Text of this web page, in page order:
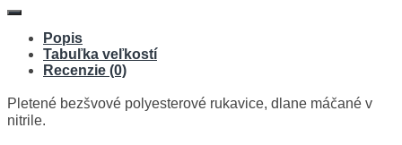
Popis
Tabuľka veľkostí
Recenzie (0)
Pletené bezšvové polyesterové rukavice, dlane máčané v
nitrile.